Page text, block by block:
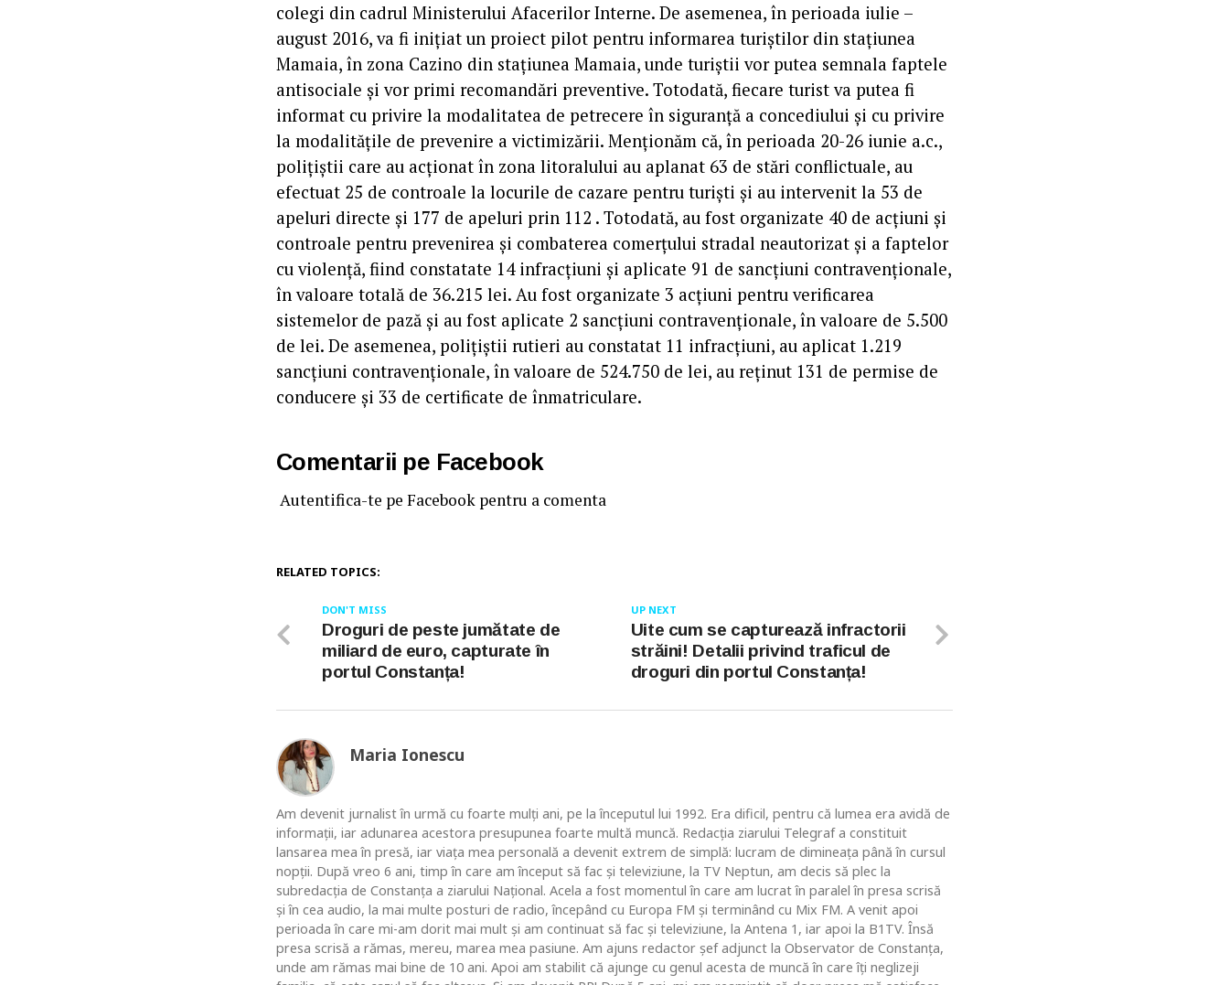
colegi din cadrul Ministerului Afacerilor Interne. De asemenea, în perioada iulie –
august 2016, va fi inițiat un proiect pilot pentru informarea turiștilor din stațiunea
Mamaia, în zona Cazino din stațiunea Mamaia, unde turiștii vor putea semnala faptele
antisociale și vor primi recomandări preventive. Totodată, fiecare turist va putea fi
informat cu privire la modalitatea de petrecere în siguranță a concediului și cu privire
la modalitățile de prevenire a victimizării. Menționăm că, în perioada 20-26 iunie a.c.,
polițiștii care au acționat în zona litoralului au aplanat 63 de stări conflictuale, au
efectuat 25 de controale la locurile de cazare pentru turişti și au intervenit la 53 de
apeluri directe și 177 de apeluri prin 112 . Totodată, au fost organizate 40 de acţiuni şi
controale pentru prevenirea și combaterea comerţului stradal neautorizat şi a faptelor
cu violenţă, fiind constatate 14 infracțiuni și aplicate 91 de sancțiuni contravenționale,
în valoare totală de 36.215 lei. Au fost organizate 3 acțiuni pentru verificarea
sistemelor de pază și au fost aplicate 2 sancțiuni contravenţionale, în valoare de 5.500
de lei. De asemenea, polițiștii rutieri au constatat 11 infracțiuni, au aplicat 1.219
sancțiuni contravenționale, în valoare de 524.750 de lei, au reținut 131 de permise de
conducere și 33 de certificate de înmatriculare.
Comentarii pe Facebook
Autentifica-te pe Facebook pentru a comenta
RELATED TOPICS:
UP NEXT
Uite cum se capturează infractorii
străini! Detalii privind traficul de
droguri din portul Constanța!
DON'T MISS
Droguri de peste jumătate de
miliard de euro, capturate în
portul Constanța!
Maria Ionescu
Am devenit jurnalist în urmă cu foarte mulţi ani, pe la începutul lui 1992. Era dificil, pentru că lumea era avidă de
informaţii, iar adunarea acestora presupunea foarte multă muncă. Redacţia ziarului Telegraf a constituit
lansarea mea în presă, iar viaţa mea personală a devenit extrem de simplă: lucram de dimineaţa până în cursul
nopţii. După vreo 6 ani, timp în care am început să fac şi televiziune, la TV Neptun, am decis să plec la
subredacţia de Constanţa a ziarului Naţional. Acela a fost momentul în care am lucrat în paralel în presa scrisă
şi în cea audio, la mai multe posturi de radio, începând cu Europa FM şi terminând cu Mix FM. A venit apoi
perioada în care mi-am dorit mai mult şi am continuat să fac şi televiziune, la Antena 1, iar apoi la B1TV. Însă
presa scrisă a rămas, mereu, marea mea pasiune. Am ajuns redactor şef adjunct la Observator de Constanţa,
unde am rămas mai bine de 10 ani. Apoi am stabilit că ajunge cu genul acesta de muncă în care îţi neglizeji